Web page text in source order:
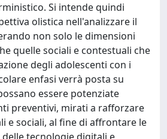
Si intende quindi
olistica nell'analizzare il
non solo le dimensioni
quelle sociali e contestuali che
degli adolescenti con i
enfasi verrà posta su
essere potenziate
preventivi, mirati a rafforzare
e sociali, al fine di affrontare le